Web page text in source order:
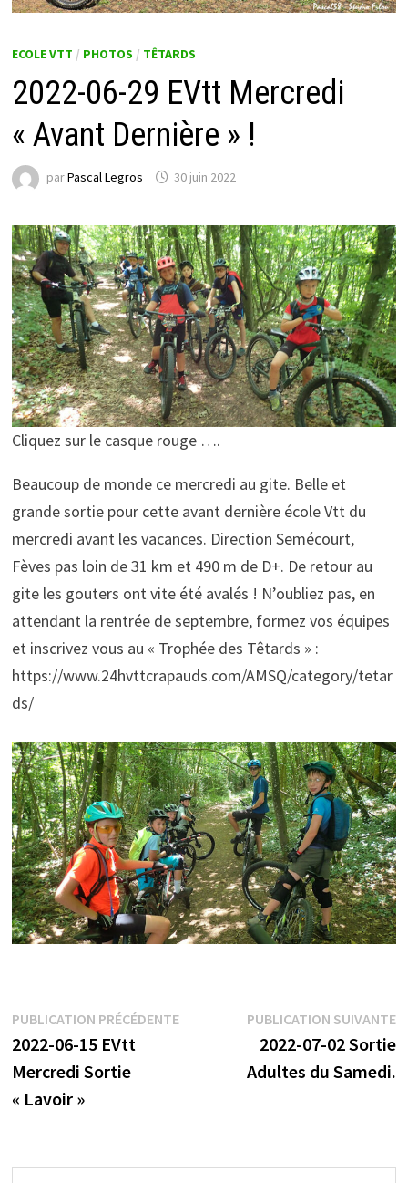
ECOLE VTT / PHOTOS / TÊTARDS
2022-06-29 EVtt Mercredi
« Avant Dernière » !
parPascal Legros 30 juin 2022
Cliquez sur le casque rouge ….
Beaucoup de monde ce mercredi au gite. Belle et
grande sortie pour cette avant dernière école Vtt du
mercredi avant les vacances. Direction Semécourt,
Fèves pas loin de 31 km et 490 m de D+. De retour au
gite les gouters ont vite été avalés ! N’oubliez pas, en
attendant la rentrée de septembre, formez vos équipes
et inscrivez vous au « Trophée des Têtards » :
https://www.24hvttcrapauds.com/AMSQ/category/tetar
ds/
Navigation
de
l’article
PUBLICATION PRÉCÉDENTEPublication
précédente :
2022-06-15 EVtt
Mercredi Sortie
« Lavoir »
PUBLICATION SUIVANTE
2022-07-02 Sortie
Adultes du Samedi.